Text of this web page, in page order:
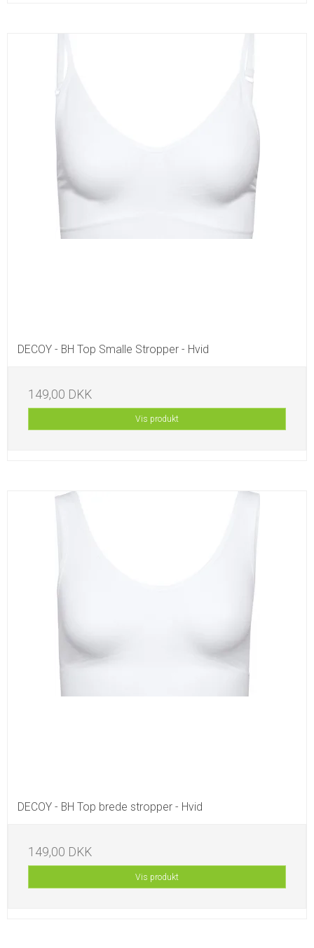
DECOY - BH Top Smalle Stropper - Hvid
149,00 DKK
Vis produkt
DECOY - BH Top brede stropper - Hvid
149,00 DKK
Vis produkt